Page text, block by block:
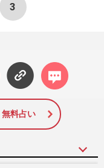
3
コメン
ト
無料占い